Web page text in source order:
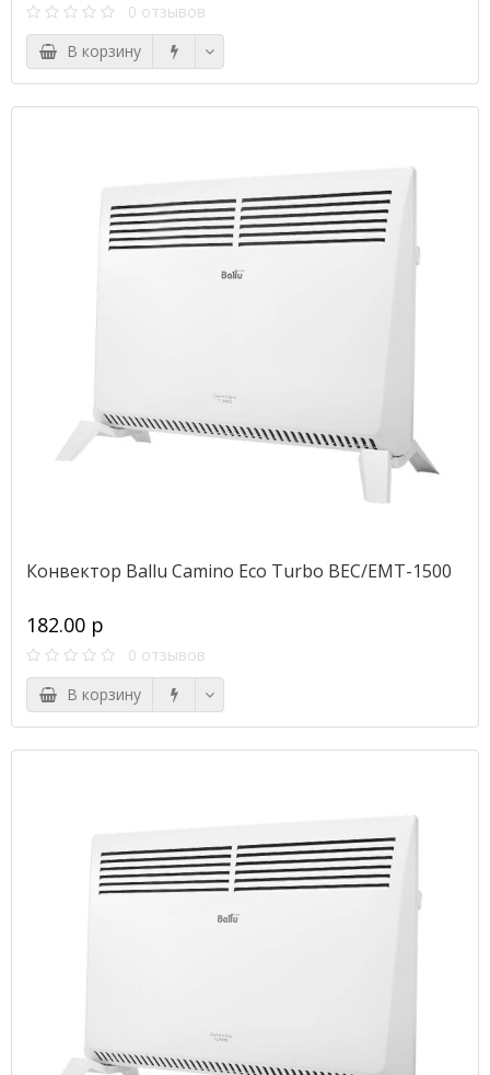
0 отзывов
В корзину
Конвектор Ballu Camino Eco Turbo BEC/EMT-1500
182.00 р
0 отзывов
В корзину